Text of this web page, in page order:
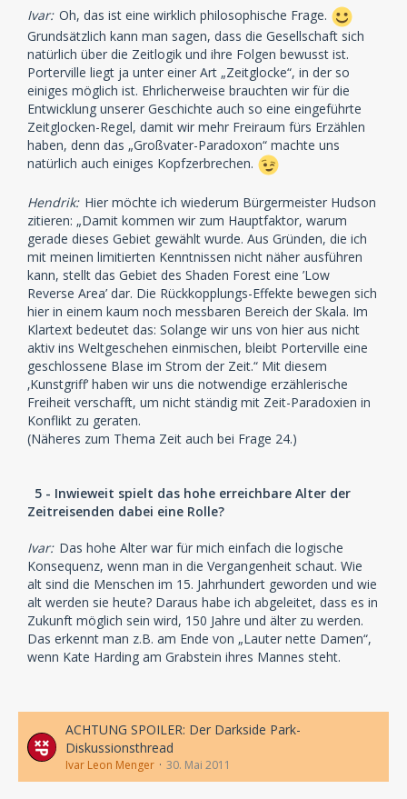
Ivar: Oh, das ist eine wirklich philosophische Frage.
Grundsätzlich kann man sagen, dass die Gesellschaft sich
natürlich über die Zeitlogik und ihre Folgen bewusst ist.
Porterville liegt ja unter einer Art „Zeitglocke“, in der so
einiges möglich ist. Ehrlicherweise brauchten wir für die
Entwicklung unserer Geschichte auch so eine eingeführte
Zeitglocken-Regel, damit wir mehr Freiraum fürs Erzählen
haben, denn das „Großvater-Paradoxon“ machte uns
natürlich auch einiges Kopfzerbrechen.
Hendrik: Hier möchte ich wiederum Bürgermeister Hudson
zitieren: „Damit kommen wir zum Hauptfaktor, warum
gerade dieses Gebiet gewählt wurde. Aus Gründen, die ich
mit meinen limitierten Kenntnissen nicht näher ausführen
kann, stellt das Gebiet des Shaden Forest eine ’Low
Reverse Area’ dar. Die Rückkopplungs-Effekte bewegen sich
hier in einem kaum noch messbaren Bereich der Skala. Im
Klartext bedeutet das: Solange wir uns von hier aus nicht
aktiv ins Weltgeschehen einmischen, bleibt Porterville eine
geschlossene Blase im Strom der Zeit.“ Mit diesem
‚Kunstgriff‘ haben wir uns die notwendige erzählerische
Freiheit verschafft, um nicht ständig mit Zeit-Paradoxien in
Konflikt zu geraten.
(Näheres zum Thema Zeit auch bei Frage 24.)
5 - Inwieweit spielt das hohe erreichbare Alter der
Zeitreisenden dabei eine Rolle?
Ivar: Das hohe Alter war für mich einfach die logische
Konsequenz, wenn man in die Vergangenheit schaut. Wie
alt sind die Menschen im 15. Jahrhundert geworden und wie
alt werden sie heute? Daraus habe ich abgeleitet, dass es in
Zukunft möglich sein wird, 150 Jahre und älter zu werden.
Das erkennt man z.B. am Ende von „Lauter nette Damen“,
wenn Kate Harding am Grabstein ihres Mannes steht.
ACHTUNG SPOILER: Der Darkside Park-
Diskussionsthread
Ivar Leon Menger 30. Mai 2011